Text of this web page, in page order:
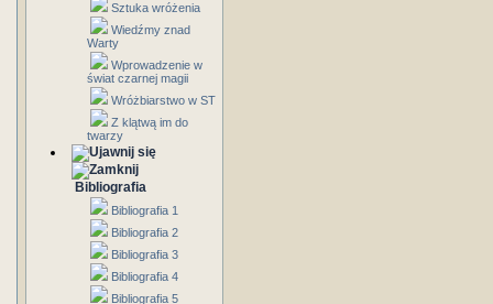
Sztuka wróżenia
Wiedźmy znad
Warty
Wprowadzenie w
świat czarnej magii
Wróżbiarstwo w ST
Z klątwą im do
twarzy
Bibliografia
Bibliografia 1
Bibliografia 2
Bibliografia 3
Bibliografia 4
Bibliografia 5